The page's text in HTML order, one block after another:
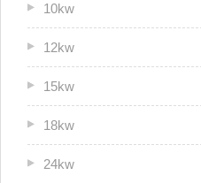
10kw
12kw
15kw
18kw
24kw